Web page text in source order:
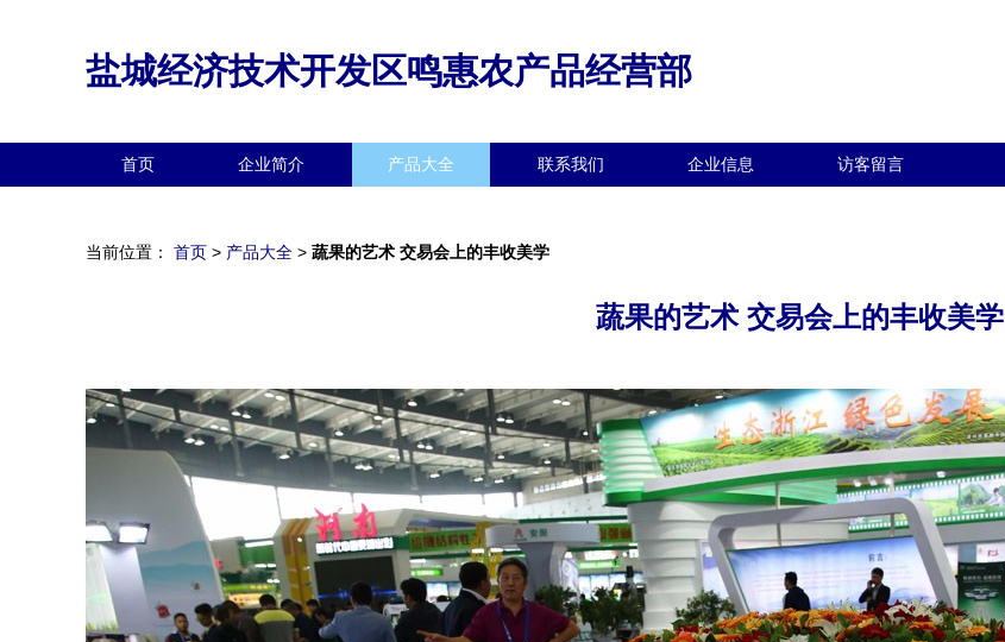
盐城经济技术开发区鸣惠农产品经营部
首页 企业简介 产品大全 联系我们 企业信息 访客留言
当前位置： 首页 > 产品大全 > 蔬果的艺术 交易会上的丰收美学
蔬果的艺术 交易会上的丰收美学